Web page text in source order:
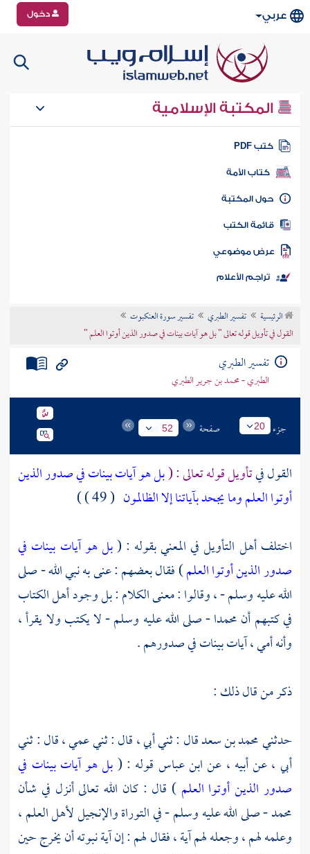
عربي دخول
المكتبة الإسلامية
كتب PDF
كتاب الأمة
المكتبة
الكتب
موضوعي
تراجم الأعلام
الرئيسية تفسير الطبري
تفسير سورة العنكبوت
القول في تأويل قوله تعالى " بل هو آيات بينات في صدور الذين أوتوا العلم "
تفسير الطبري
الطبري - محمد بن جرير الطبري
جزء 20 صفحة 52
القول فيتأويل قوله تعالى : (بل هو آيات بينات في صدور الذين
أوتوا العلم وما يجحد بآياتنا إلا الظالمون ( 49 ) )
اختلف أهل التأويل في المعني بقوله : (بل هو آيات بينات في
صدور الذين أوتوا العلم) فقال بعضهم : عنى به نبي الله - صلى
الله عليه وسلم - ، وقالوا : معنى الكلام : بل وجود أهل الكتاب
في كتبهم أنمحمدا- صلى الله عليه وسلم - لا يكتب ولا يقرأ ،
وأنه أمي ، آيات بينات في صدورهم .
ذكر من قال ذلك :
حدثنيمحمد بن سعدقال : ثني أبي ، قال : ثني عمي ، قال : ثني
أبي ، عن أبيه ، عنابن عباس قوله : (بل هو آيات بينات في
صدور الذين أوتوا العلم) قال : كان الله تعالى أنزل في شأن
محمد- صلى الله عليه وسلم - في التوراة والإنجيل لأهل العلم ،
وعلمه لهم ، وجعله لهم آية ، فقال لهم : إن آية نبوته أن يخرج حين